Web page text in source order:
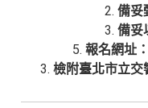
備妥
備妥
報名網址：
檢附臺北市立交